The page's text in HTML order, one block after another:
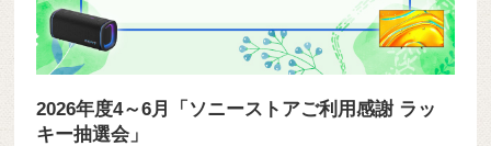
2026年度4～6月「ソニーストアご利用感謝 ラッ
キー抽選会」